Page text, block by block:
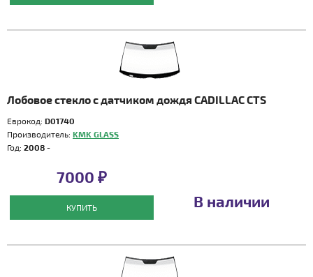
Лобовое стекло с датчиком дождя CADILLAC CTS
Еврокод: D01740
Производитель: KMK GLASS
Год: 2008 -
7000 ₽
КУПИТЬ В наличии